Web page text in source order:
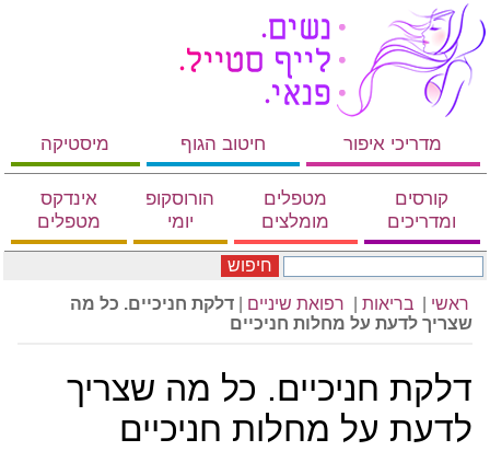
מדריכי איפור חיטוב הגוף מיסטיקה
קורסים
ומדריכים
מטפלים
מומלצים
הורוסקופ
יומי
אינדקס
מטפלים
חיפוש
ראשי בריאות רפואת שיניים
דלקת חניכיים. כל מה
שצריך לדעת על מחלות חניכיים
דלקת חניכיים. כל מה שצריך
לדעת על מחלות חניכיים